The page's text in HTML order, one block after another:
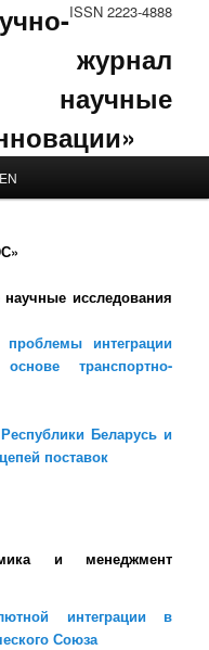
ISSN 2223-4888
журнал
научные
EN
исследования
интеграции
транспортно-
Беларусь и
поставок
и менеджмент
интеграции в
Союза